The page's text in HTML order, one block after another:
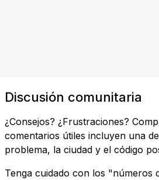
Discusión comunitaria
¿Consejos? ¿Frustraciones?
comentarios útiles incluyen una
problema, la ciudad y el código
Tenga cuidado con los "números